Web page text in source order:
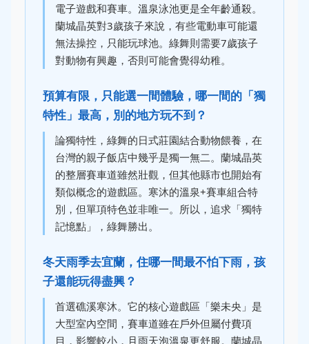
電子遊戲和賽車。溫泉泳池更是全年齡通殺。
蘭城晶英對3歲孩子來說，有些電動車可能還
無法操控，只能玩球池。綠舞則需要7歲孩子
對動物有興趣，否則可能會覺得幼稚。
預算有限，只能選一間體驗，哪一間的「獨
特性」最高，別的地方玩不到？
論獨特性，綠舞的日式莊園結合動物餵養，在
台灣的親子飯店中幾乎是獨一無二。蘭城晶英
的整層賽車道雖然壯觀，但其他縣市也開始有
類似概念的遊戲區。寒沐的溫泉+賽車組合特
別，但單項特色並非唯一。所以，追求「獨特
記憶點」，綠舞勝出。
冬天雨季去宜蘭，住哪一間最不怕下雨，孩
子還能玩得盡興？
首選礁溪寒沐。它的核心遊戲區「樂未央」是
大型室內空間，賽車道雖在戶外但屬付費項
目，影響較小，且雨天泡溫泉更舒服。蘭城晶